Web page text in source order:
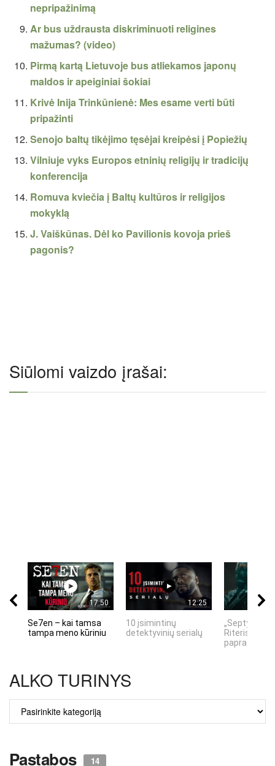
nepripažinimą
Ar bus uždrausta diskriminuoti religines
mažumas? (video)
Pirmą kartą Lietuvoje bus atliekamos japonų
maldos ir apeiginiai šokiai
Krivė Inija Trinkūnienė: Mes esame verti būti
pripažinti
Senojo baltų tikėjimo tęsėjai kreipėsi į Popiežių
Vilniuje vyks Europos etninių religijų ir tradicijų
konferencija
Romuva kviečia į Baltų kultūros ir religijos
mokyklą
J. Vaiškūnas. Dėl ko Pavilionis kovoja prieš
pagonis?
Siūlomi vaizdo įrašai:
17:50
Se7en – kai tamsa
tampa meno kūriniu
12:25
10 įsimintinų
detektyvinių serialų
„Septynių
Riteris" – kai
ALKO TURINYS
ALKO
TURINYS
Pastabos 14